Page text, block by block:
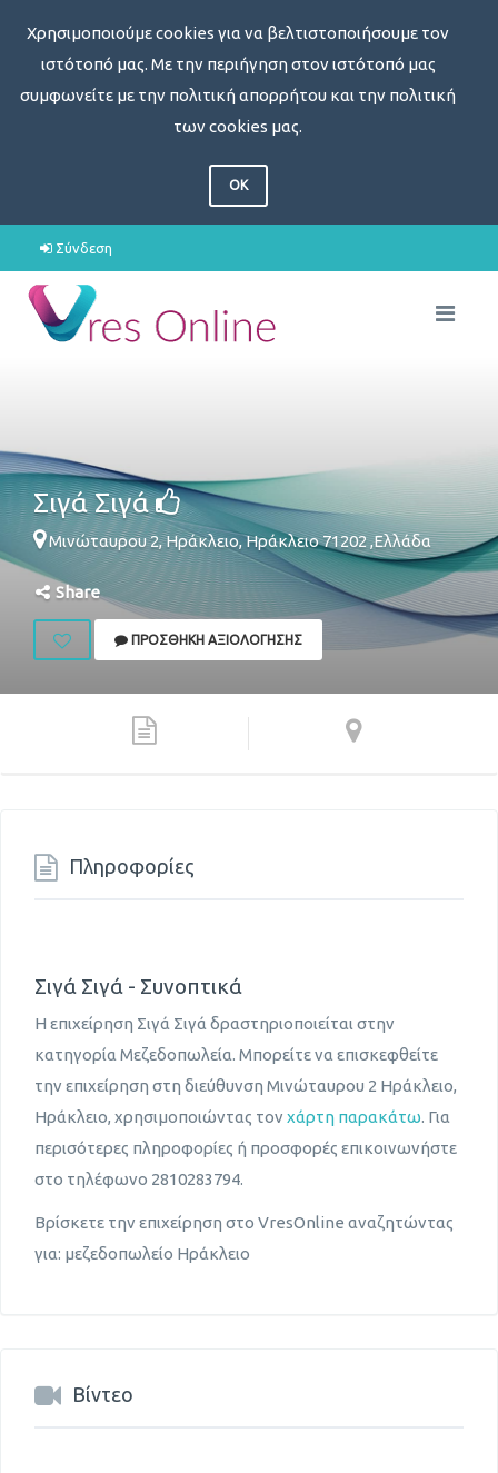
Χρησιμοποιούμε cookies για να βελτιστοποιήσουμε τον
ιστότοπό μας. Με την περιήγηση στον ιστότοπό μας
συμφωνείτε με την πολιτική απορρήτου και την πολιτική
των cookies μας.
OK
Σύνδεση
Σιγά Σιγά
Μινώταυρου 2,Ηράκλειο,Ηράκλειο71202,Ελλάδα
Share
ΠΡΟΣΘΉΚΗ ΑΞΙΟΛΌΓΗΣΗΣ
Πληροφορίες
Σιγά Σιγά - Συνοπτικά
Η επιχείρηση Σιγά Σιγά δραστηριοποιείται στην
κατηγορία Μεζεδοπωλεία. Μπορείτε να επισκεφθείτε
την επιχείρηση στη διεύθυνση Μινώταυρου 2 Ηράκλειο,
Ηράκλειο, χρησιμοποιώντας τον χάρτη παρακάτω. Για
περισότερες πληροφορίες ή προσφορές επικοινωνήστε
στο τηλέφωνο 2810283794.
Βρίσκετε την επιχείρηση στο VresOnline αναζητώντας
για: μεζεδοπωλείο Ηράκλειο
Βίντεο